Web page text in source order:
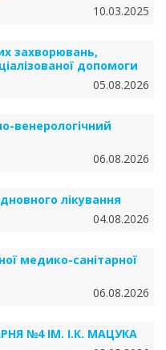
10.03.2025
захворювань,
допомоги
05.08.2026
венерологічний
06.08.2026
лікування
04.08.2026
медико-санітарної
06.08.2026
№4 ІМ. І.К. МАЦУКА